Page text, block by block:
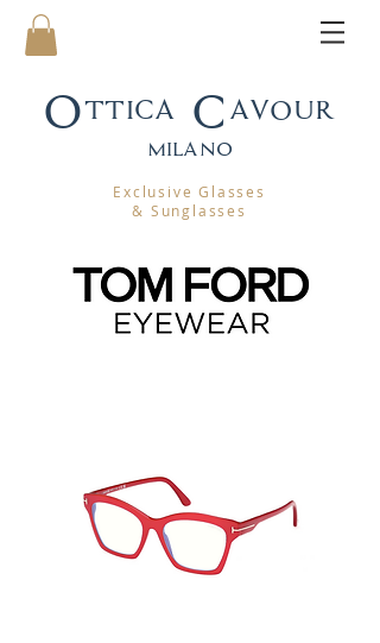
Ottica Cavour
milano
Exclusive Glasses
& Sunglasses